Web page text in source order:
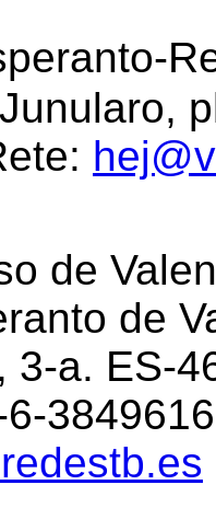
de
de
3-a. ES-
6-